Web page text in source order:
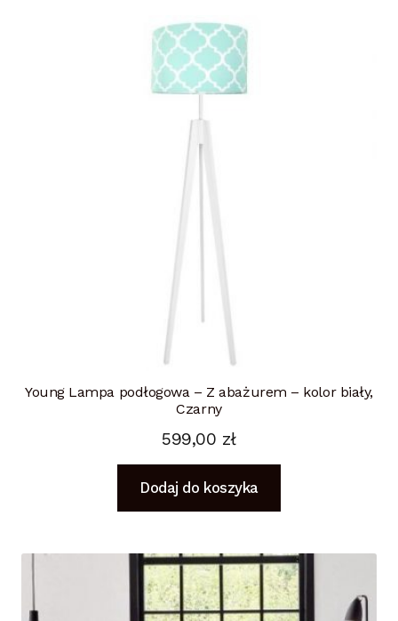
Young Lampa podłogowa – Z abażurem – kolor biały,
Czarny
599,00 zł
Dodaj do koszyka